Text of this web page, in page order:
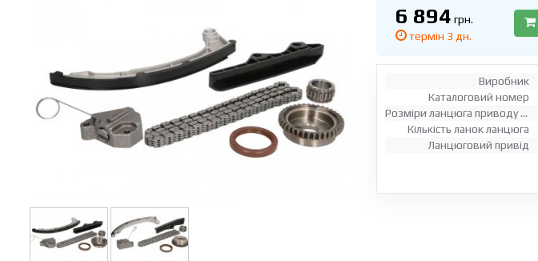
6 894 грн.
термін 3 дн.
Виробник
Каталоговий номер
Розміри ланцюга приводу розподільного валу
Кількість ланок ланцюга
Ланцюговий привід